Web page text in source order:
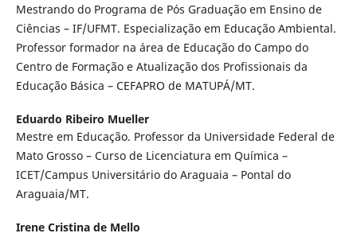
Mestrando do Programa de Pós Graduação em Ensino de
Ciências – IF/UFMT. Especialização em Educação Ambiental.
Professor formador na área de Educação do Campo do
Centro de Formação e Atualização dos Profissionais da
Educação Básica – CEFAPRO de MATUPÁ/MT.
Eduardo Ribeiro Mueller
Mestre em Educação. Professor da Universidade Federal de
Mato Grosso – Curso de Licenciatura em Química –
ICET/Campus Universitário do Araguaia – Pontal do
Araguaia/MT.
Irene Cristina de Mello